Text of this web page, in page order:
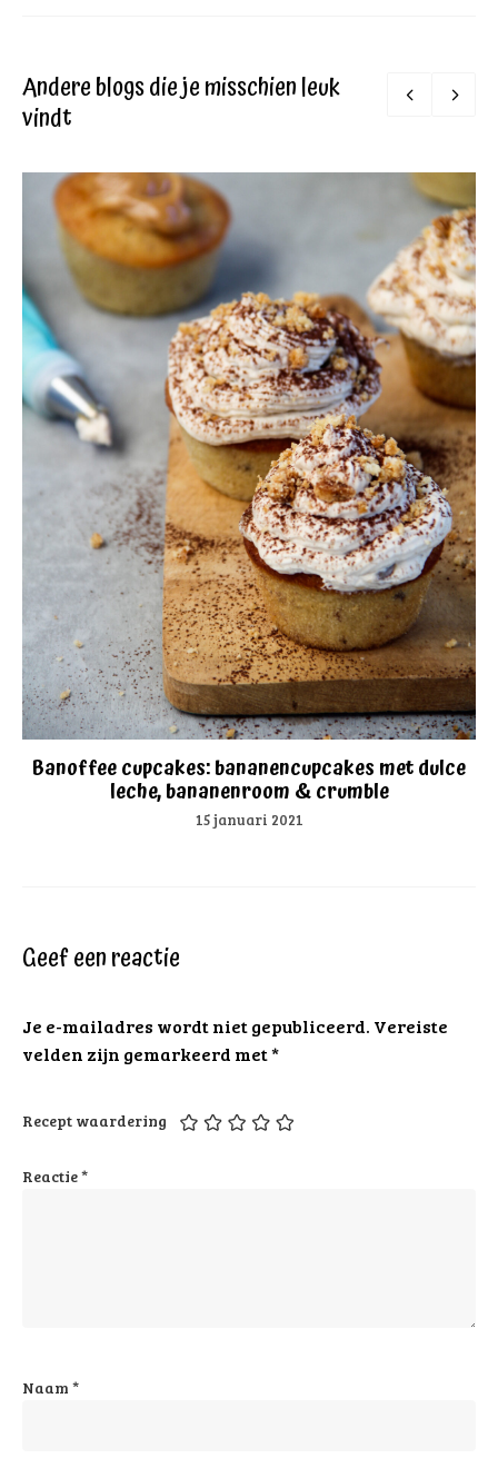
Andere blogs die je misschien leuk
vindt
Banoffee cupcakes: bananencupcakes met dulce
leche, bananenroom & crumble
15 januari 2021
Geef een reactie
Je e-mailadres wordt niet gepubliceerd. Vereiste
velden zijn gemarkeerd met*
Recept waardering
Reactie*
Naam *